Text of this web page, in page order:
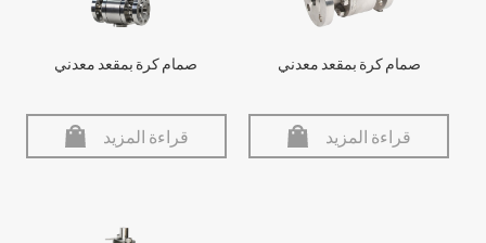
صمام كرة بمقعد معدني
قراءة المزيد
صمام كرة بمقعد معدني
قراءة المزيد